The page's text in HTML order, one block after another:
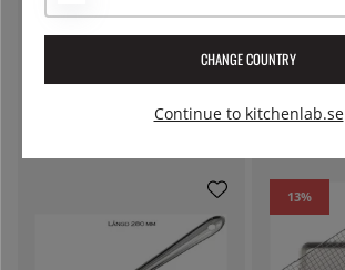
KARIMATTO
549:-
13%
CHANGE COUNTRY
Continue to kitchenlab.se